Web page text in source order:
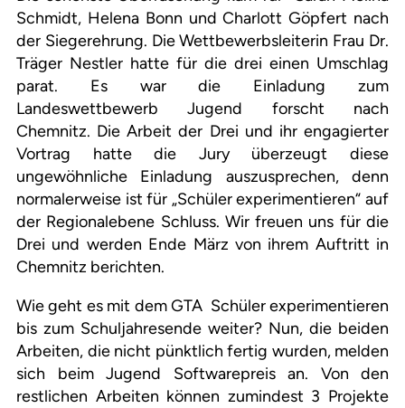
Schmidt, Helena Bonn und Charlott Göpfert nach
der Siegerehrung. Die Wettbewerbsleiterin Frau Dr.
Träger Nestler hatte für die drei einen Umschlag
parat. Es war die Einladung zum
Landeswettbewerb Jugend forscht nach
Chemnitz. Die Arbeit der Drei und ihr engagierter
Vortrag hatte die Jury überzeugt diese
ungewöhnliche Einladung auszusprechen, denn
normalerweise ist für „Schüler experimentieren“ auf
der Regionalebene Schluss. Wir freuen uns für die
Drei und werden Ende März von ihrem Auftritt in
Chemnitz berichten.
Wie geht es mit dem GTA Schüler experimentieren
bis zum Schuljahresende weiter? Nun, die beiden
Arbeiten, die nicht pünktlich fertig wurden, melden
sich beim Jugend Softwarepreis an. Von den
restlichen Arbeiten können zumindest 3 Projekte